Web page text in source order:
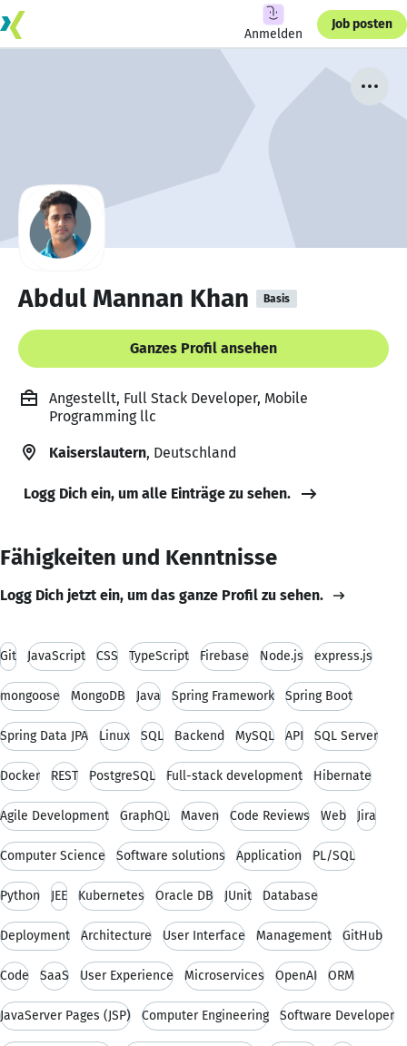
Anmelden
Job posten
Abdul Mannan Khan Basis
Ganzes Profil ansehen
Angestellt, Full Stack Developer, Mobile
Programming llc
Kaiserslautern, Deutschland
Logg Dich ein, um alle Einträge zu sehen.
Fähigkeiten und Kenntnisse
Logg Dich jetzt ein, um das ganze Profil zu sehen.
Git JavaScript CSS TypeScript Firebase Node.js express.js
mongoose MongoDB Java Spring Framework Spring Boot
Spring Data JPA Linux SQL Backend MySQL API SQL Server
Docker REST PostgreSQL Full-stack development Hibernate
Agile Development GraphQL Maven Code Reviews Web Jira
Computer Science Software solutions Application PL/SQL
Python JEE Kubernetes Oracle DB JUnit Database
Deployment Architecture User Interface Management GitHub
Code SaaS User Experience Microservices OpenAI ORM
JavaServer Pages (JSP) Computer Engineering Software Developer